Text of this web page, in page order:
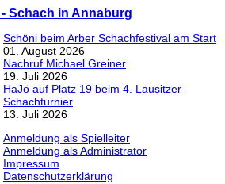
- Schach in Annaburg
Schöni beim Arber Schachfestival am Start
01. August 2026
Nachruf Michael Greiner
19. Juli 2026
HaJö auf Platz 19 beim 4. Lausitzer
Schachturnier
13. Juli 2026
Anmeldung als Spielleiter
Anmeldung als Administrator
Impressum
Datenschutzerklärung